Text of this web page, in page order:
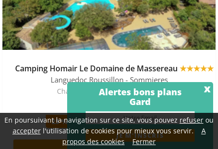
Camping Homair Le Domaine de Massereau ★★★★★
Languedoc Roussillon - Sommieres
Chalet 7 pers., 3 chambres, null m²
- 23 % 651 € 500 €
Alertes bons plans
Gard
x
En poursuivant la navigation sur ce site, vous pouvez refuser ou
accepterl'utilisation de cookies pour mieux vous servir.
A
propos des cookies
Fermer